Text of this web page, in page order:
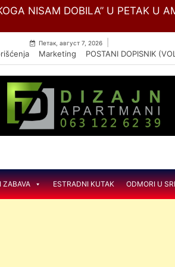
Skip
BOLESTI ,,DEDINJE“
Петак, август 7, 2026
Marketing POSTANI DOPISNIK
ZABAVA ESTRADNI KUTAK ODMORI U